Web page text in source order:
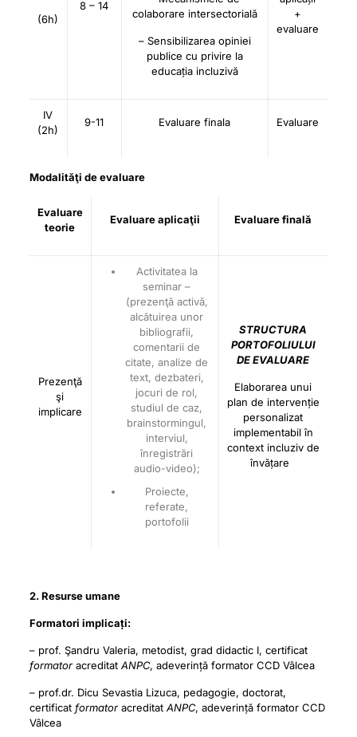
(6h)
8 – 14
colaborare intersectorială
– Sensibilizarea opiniei
publice cu privire la
educația incluzivă
+
evaluare
IV
(2h)
9-11 Evaluare finala Evaluare
Modalităţi de evaluare
Evaluare
teorie
Evaluare aplicaţii Evaluare finală
Prezenţă
şi
implicare
Activitatea la
seminar –
(prezenţă activă,
alcătuirea unor
bibliografii,
comentarii de
citate, analize de
text, dezbateri,
jocuri de rol,
studiul de caz,
brainstormingul,
interviul,
înregistrări
audio-video);
Proiecte,
referate,
portofolii
STRUCTURA
PORTOFOLIULUI
DE EVALUARE
Elaborarea unui
plan de intervenție
personalizat
implementabil în
context incluziv de
învățare
2. Resurse umane
Formatori implicați:
– prof. Şandru Valeria, metodist, grad didactic I, certificat
formatoracreditat ANPC, adeverință formator CCD Vâlcea
– prof.dr. Dicu Sevastia Lizuca, pedagogie, doctorat,
certificat formatoracreditat ANPC, adeverință formator CCD
Vâlcea